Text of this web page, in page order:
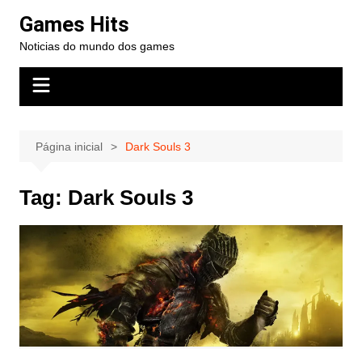
para
conteúdo
Games Hits
Noticias do mundo dos games
Página inicial Dark Souls 3
Tag: Dark Souls 3